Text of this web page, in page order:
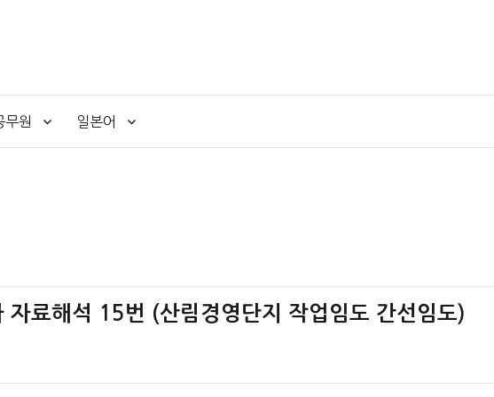
무원 일본어
자료해석 15번 (산림경영단지 작업임도 간선임도)